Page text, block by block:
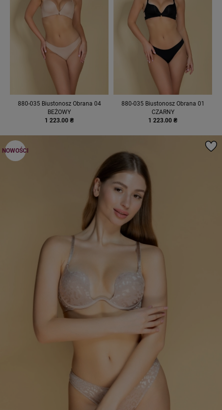
880-035 Biustonosz Obrana 04
BEŻOWY
1 223.00 ₴
880-035 Biustonosz Obrana 01
CZARNY
1 223.00 ₴
NOWOŚCI